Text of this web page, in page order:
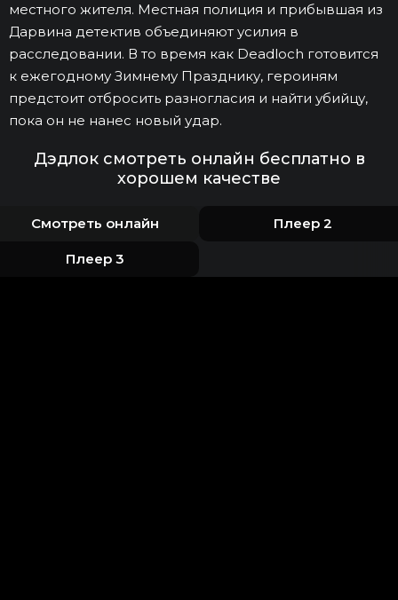
местного жителя. Местная полиция и прибывшая из
Дарвина детектив объединяют усилия в
расследовании. В то время как Deadloch готовится
к ежегодному Зимнему Празднику, героиням
предстоит отбросить разногласия и найти убийцу,
пока он не нанес новый удар.
Дэдлок смотреть онлайн бесплатно в
хорошем качестве
Смотреть онлайн Плеер 2
Плеер 3